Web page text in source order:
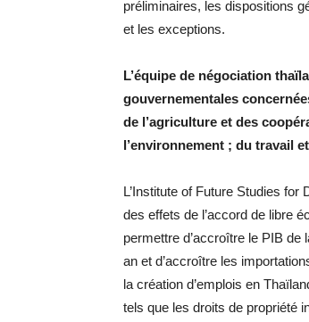
préliminaires, les dispositions
et les exceptions.
L’équipe de négociation
gouvernementales
de l’agriculture et des
l’environnement ; du travail
L’Institute of Future Studies
des effets de l’accord de libre
permettre d’accroître le PIB de
an et d’accroître les
la création d’emplois en
tels que les droits de propriété